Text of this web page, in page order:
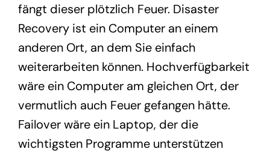
fängt dieser plötzlich Feuer. Disaster
Recovery ist ein Computer an einem
anderen Ort, an dem Sie einfach
weiterarbeiten können. Hochverfügbarkeit
wäre ein Computer am gleichen Ort, der
vermutlich auch Feuer gefangen hätte.
Failover wäre ein Laptop, der die
wichtigsten Programme unterstützen